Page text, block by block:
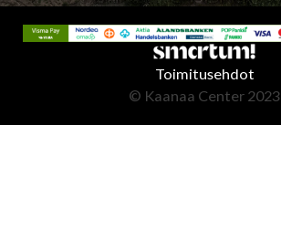
Toimitusehdot
© Kaanaa Center 2023